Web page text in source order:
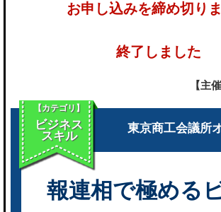
お申し込みを締め切り
終了しました
【主
東京商工会議所
報連相で極める
【カテゴリ】
ビジネス
スキル